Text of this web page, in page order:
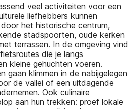
veel activiteiten voor een
liefhebbers kunnen
het historische centrum,
stadspoorten, oude kerken
terrassen. In de omgeving vind
die je langs
kleine gehuchten voeren.
gaan klimmen in de nabijgelegen
de vallei of een uitdagende
Ook culinaire
aan hun trekken: proef lokale